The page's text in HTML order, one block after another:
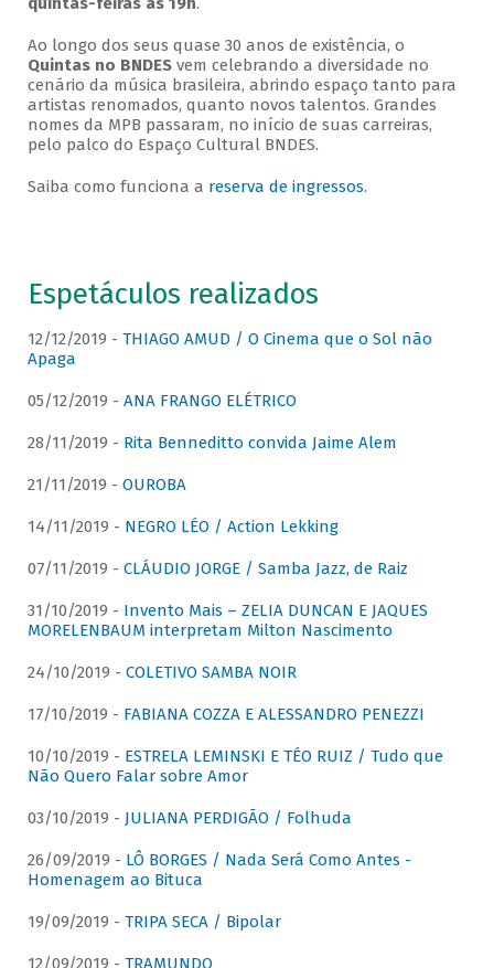
Ao longo dos seus quase 30 anos de existência, o
Quintas no BNDESvem celebrando a diversidade no
cenário da música brasileira, abrindo espaço tanto para
artistas renomados, quanto novos talentos. Grandes
nomes da MPB passaram, no início de suas carreiras,
pelo palco do Espaço Cultural BNDES.
Saiba como funciona a reserva de ingressos.
Espetáculos realizados
12/12/2019 - THIAGO AMUD / O Cinema que o Sol não
Apaga
05/12/2019 - ANA FRANGO ELÉTRICO
28/11/2019 - Rita Benneditto convida Jaime Alem
21/11/2019 - OUROBA
14/11/2019 - NEGRO LÉO / Action Lekking
07/11/2019 - CLÁUDIO JORGE / Samba Jazz, de Raiz
31/10/2019 - Invento Mais – ZELIA DUNCAN E JAQUES
MORELENBAUM interpretam Milton Nascimento
24/10/2019 - COLETIVO SAMBA NOIR
17/10/2019 - FABIANA COZZA E ALESSANDRO PENEZZI
10/10/2019 - ESTRELA LEMINSKI E TÉO RUIZ / Tudo que
Não Quero Falar sobre Amor
03/10/2019 - JULIANA PERDIGÃO / Folhuda
26/09/2019 - LÔ BORGES / Nada Será Como Antes -
Homenagem ao Bituca
19/09/2019 - TRIPA SECA / Bipolar